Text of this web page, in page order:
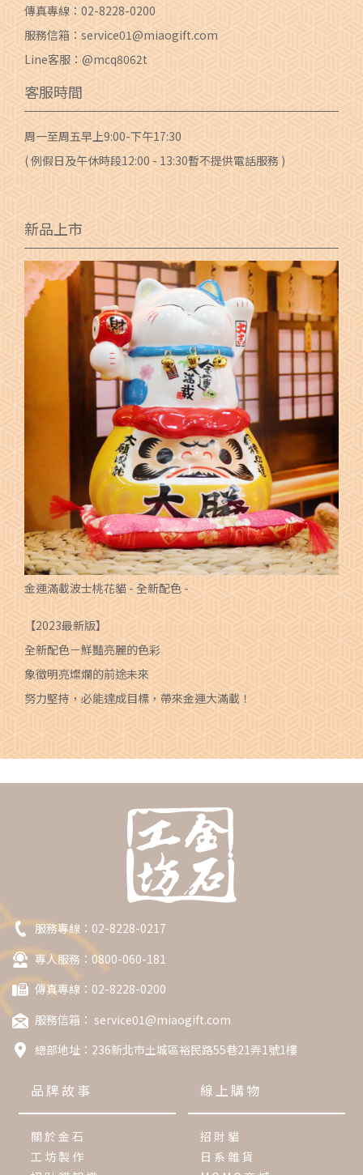
傳真專線：02-8228-0200
服務信箱：service01@miaogift.com
Line客服：@mcq8062t
客服時間
周一至周五早上9:00-下午17:30
( 例假日及午休時段12:00 - 13:30暫不提供電話服務 )
新品上市
金運滿載波士桃花貓 - 全新配色 -
【2023最新版】
全新配色－鮮豔亮麗的色彩
象徵明亮燦爛的前途未來
努力堅持，必能達成目標，帶來金運大滿載！
服務專線： 02-8228-0217
專人服務：0800-060-181
傳真專線：02-8228-0200
服務信箱： service01@miaogift.com
總部地址： 236新北市土城區裕民路55巷21弄1號1樓
品牌故事
關於金石
工坊製作
線上購物
招財貓
日系雜貨